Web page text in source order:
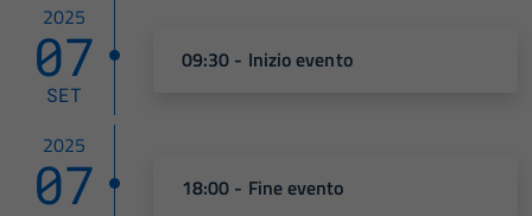
2025
07
SET
09:30 - Inizio evento
2025
07 18:00 - Fine evento